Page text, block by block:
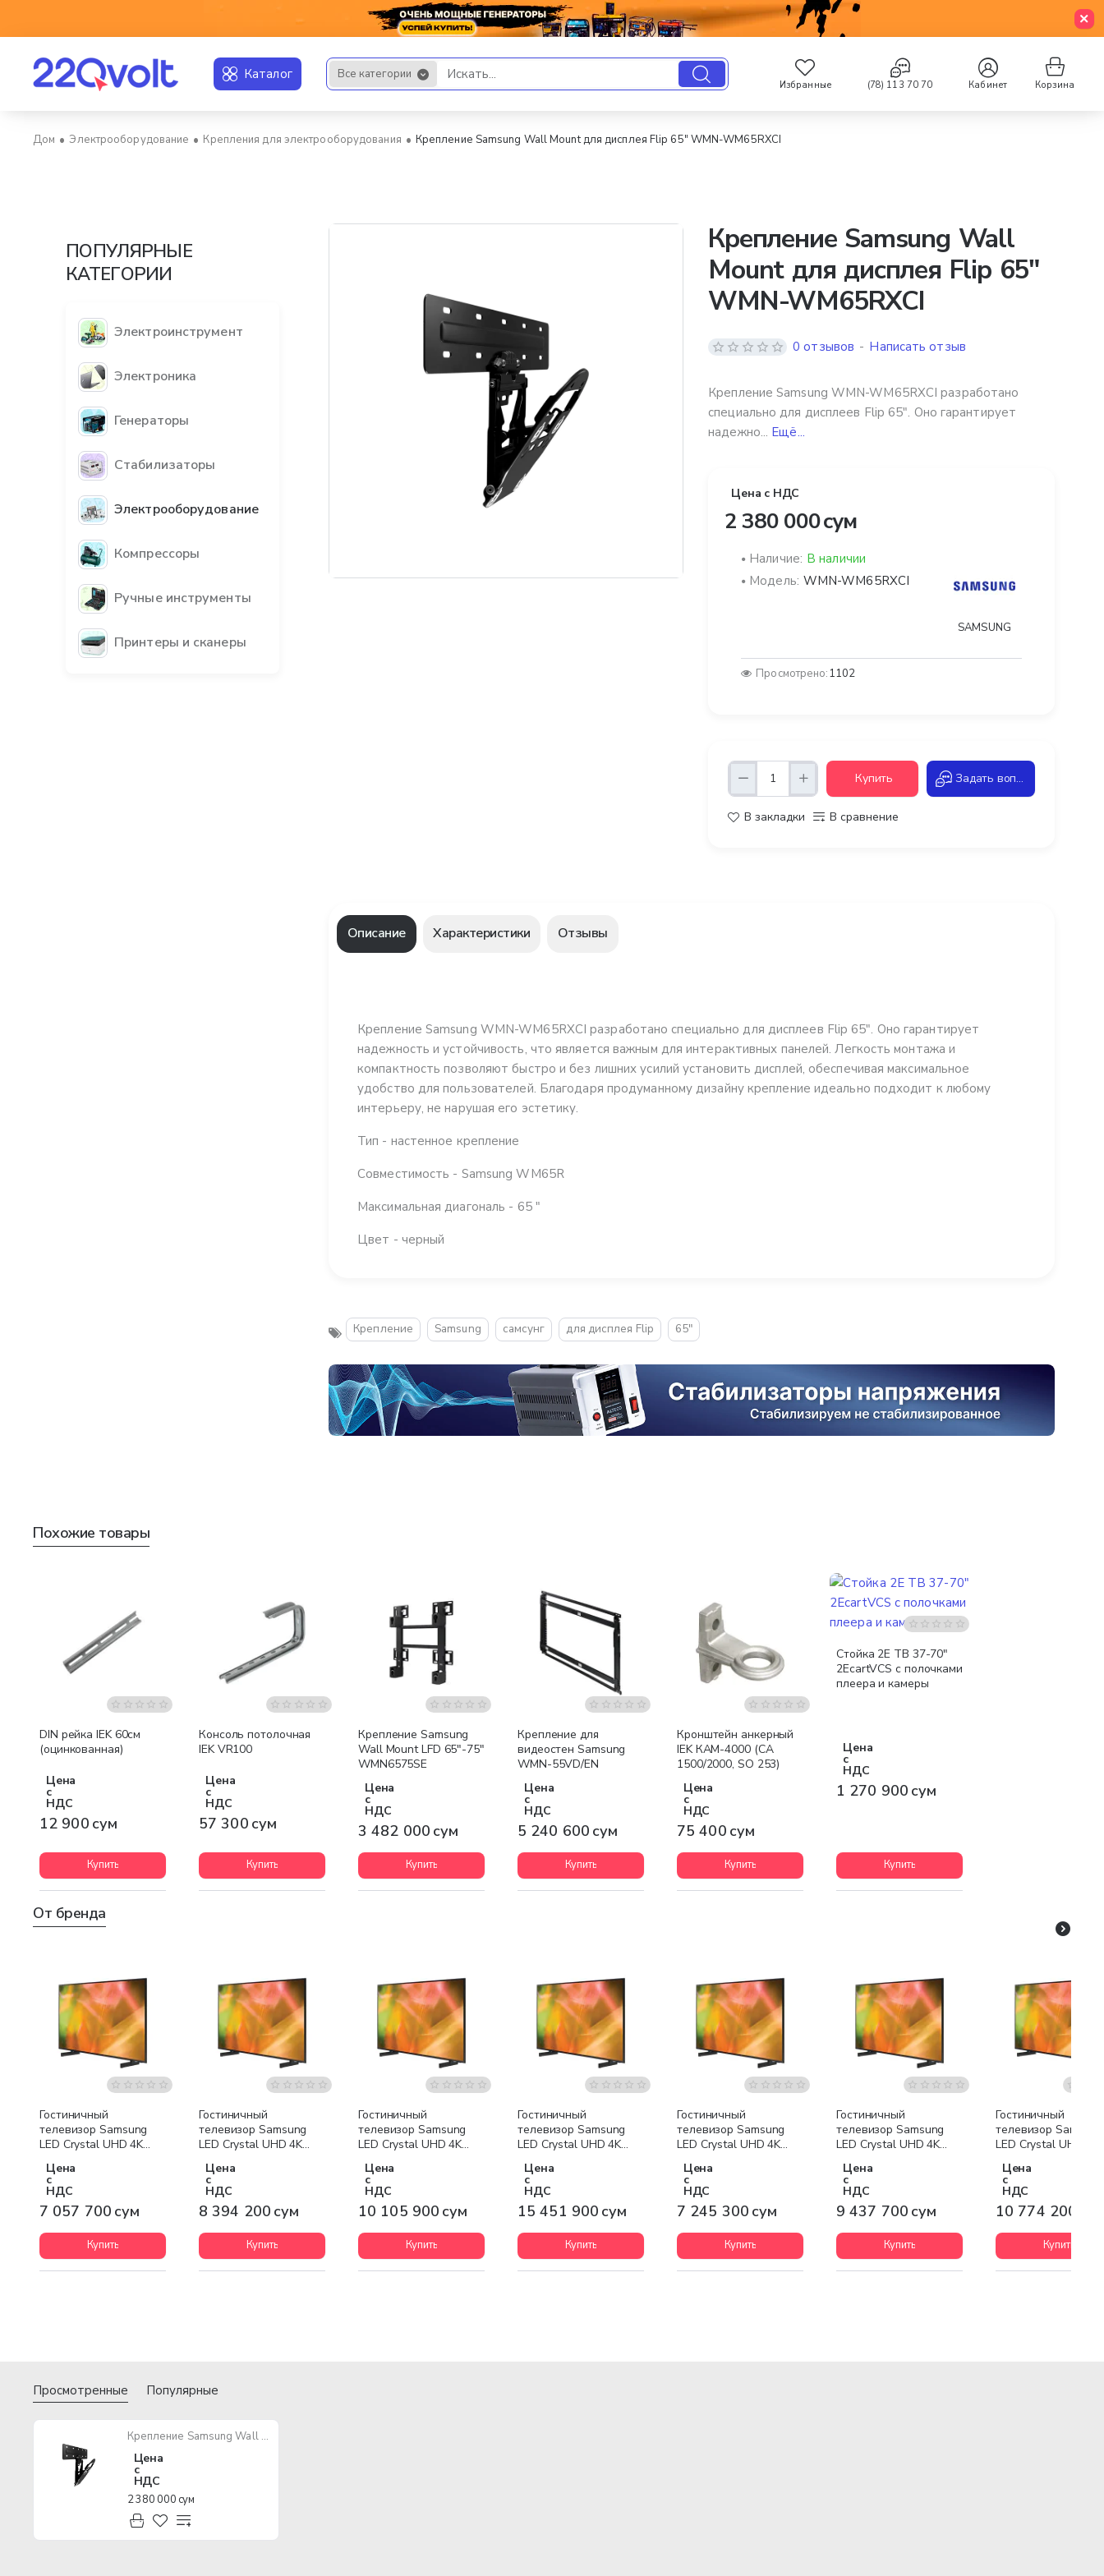
Каталог Все категории
Искать... Избранные (78) 113 70 70 Кабинет Корзина
Электрооборудование Крепления для электрооборудования Крепление Samsung Wall Mount для дисплея Flip 65" WMN-WM65RXCI
ПОПУЛЯРНЫЕ
КАТЕГОРИИ
Электроинструмент
Электроника
Генераторы
Стабилизаторы
Электрооборудование
Компрессоры
Ручные инструменты
Принтеры и сканеры
Крепление Samsung Wall
Mount для дисплея Flip 65"
WMN-WM65RXCI
Крепление Samsung WMN-WM65RXCI разработано
специально для дисплеев Flip 65". Оно гарантирует
надежно... Ещё...
0 отзывов - Написать отзыв
Цена с НДС
2 380 000 сум
Наличие: В наличии
Модель: WMN-WM65RXCI
SAMSUNG
Просмотрено:1102
Купить Задать вопрос
В закладки В сравнение
Описание Характеристики Отзывы
Крепление Samsung WMN-WM65RXCI разработано специально для дисплеев Flip 65". Оно гарантирует
надежность и устойчивость, что является важным для интерактивных панелей. Легкость монтажа и
компактность позволяют быстро и без лишних усилий установить дисплей, обеспечивая максимальное
удобство для пользователей. Благодаря продуманному дизайну крепление идеально подходит к любому
интерьеру, не нарушая его эстетику.
Тип - настенное крепление
Совместимость - Samsung WM65R
Максимальная диагональ - 65 "
Цвет - черный
Крепление Samsung самсунг для дисплея Flip 65"
Похожие товары
DIN рейка IEK 60см
(оцинкованная)
Цена
с
НДС
12 900 сум
Купить
Консоль потолочная
IEK VR100
Цена
с
НДС
57 300 сум
Купить
Бесплатная доставка
Крепление Samsung
Wall Mount LFD 65"-75"
WMN6575SE
Цена
с
НДС
3 482 000 сум
Купить
Бесплатная доставка
Крепление для
видеостен Samsung
WMN-55VD/EN
Цена
с
НДС
5 240 600 сум
Купить
Кронштейн анкерный
IEK КАМ-4000 (CA
1500/2000, SO 253)
Цена
с
НДС
75 400 сум
Купить
Бесплатная доставка
Стойка 2E ТВ 37-70"
2EcartVCS с полочками
плеера и камеры
Цена
с
НДС
1 270 900 сум
Купить
От бренда
Бесплатная доставка
Гостиничный
телевизор Samsung
LED Crystal UHD 4K
дюймов
Цена
с
НДС
7 057 700 сум
Купить
Бесплатная доставка
Гостиничный
телевизор Samsung
LED Crystal UHD 4K
дюймов
Цена
с
НДС
8 394 200 сум
Купить
Бесплатная доставка
Гостиничный
телевизор Samsung
LED Crystal UHD 4K
дюймов
Цена
с
НДС
10 105 900 сум
Купить
Бесплатная доставка
Гостиничный
телевизор Samsung
LED Crystal UHD 4K
дюймов
Цена
с
НДС
15 451 900 сум
Купить
Бесплатная доставка
Гостиничный
телевизор Samsung
LED Crystal UHD 4K
Цена
с
НДС
7 245 300 сум
Купить
Бесплатная доставка
Гостиничный
телевизор Samsung
LED Crystal UHD 4K
Цена
с
НДС
9 437 700 сум
Купить
Бесплатная доставка
Гостиничный
телевизор Samsung
LED Crystal UHD 4K
Цена
с
НДС
10 774 200
Купить
Просмотренные Популярные
Крепление Samsung Wall Mount для дисплея Flip 65" WMN-WM65RXCI
Цена
с
НДС
2 380 000 сум